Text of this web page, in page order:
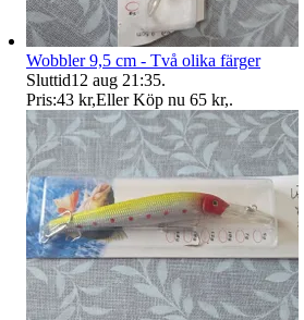
Wobbler 9,5 cm - Två olika färger
Sluttid12 aug 21:35.
Pris:43 kr,Eller Köp nu 65 kr,.